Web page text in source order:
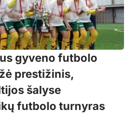
gyveno futbolo
prestižinis,
šalyse
futbolo turnyras